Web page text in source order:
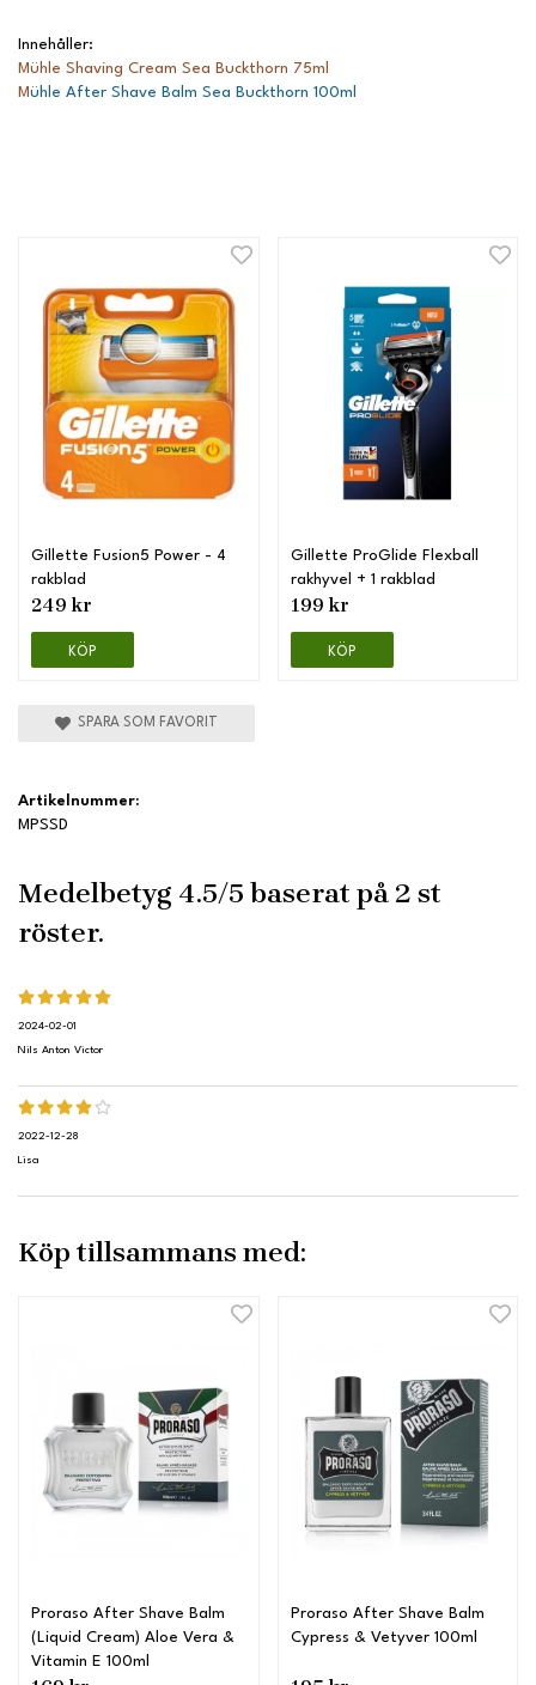
Innehåller:
Mühle Shaving Cream Sea Buckthorn 75ml
Mühle After Shave Balm Sea Buckthorn 100ml
Gillette Fusion5 Power - 4
rakblad
249 kr
KÖP
Gillette ProGlide Flexball
rakhyvel + 1 rakblad
199 kr
KÖP
SPARA SOM FAVORIT
Artikelnummer:
MPSSD
Medelbetyg 4.5/5 baserat på 2 st
röster.
2024-02-01
Nils Anton Victor
2022-12-28
Lisa
Köp tillsammans med:
Proraso After Shave Balm
(Liquid Cream) Aloe Vera &
Vitamin E 100ml
Proraso After Shave Balm
Cypress & Vetyver 100ml